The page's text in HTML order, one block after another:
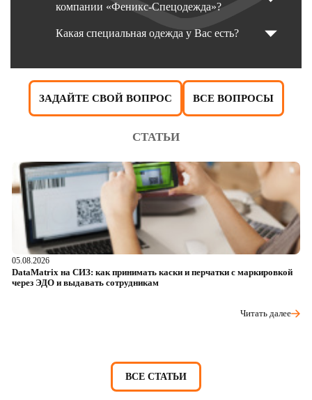
компании «Феникс-Спецодежда»?
Какая специальная одежда у Вас есть?
ЗАДАЙТЕ СВОЙ ВОПРОС ВСЕ ВОПРОСЫ
СТАТЬИ
05.08.2026
DataMatrix на СИЗ: как принимать каски и перчатки с маркировкой
через ЭДО и выдавать сотрудникам
Читать далее
ВСЕ СТАТЬИ